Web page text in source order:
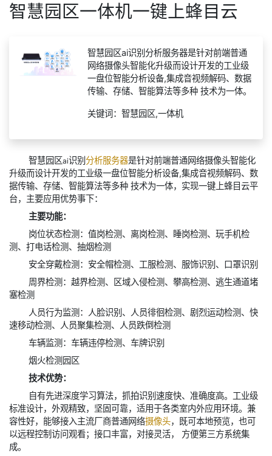
智慧园区一体机一键上蜂目云
智慧园区ai识别分析服务器是针对前端普通
网络摄像头智能化升级而设计开发的工业级
一盘位智能分析设备,集成音视频解码、数据
传输、存储、智能算法等多种 技术为一体。
关键词：智慧园区,一体机
智慧园区ai识别 分析服务器是针对前端普通网络摄像头智能化
升级而设计开发的工业级一盘位智能分析设备,集成音视频解码、数
据传输、存储、智能算法等多种 技术为一体，实现一键上蜂目云平
台，主要应用优势事下：
主要功能：
岗位状态检测：值岗检测、离岗检测、睡岗检测、玩手机检
测、打电话检测、抽烟检测
安全穿戴检测：安全帽检测、工服检测、服饰识别、口罩识别
周界检测：越界检测、区域入侵检测、攀高检测、逃生通道堵
塞检测
人员行为监测：人脸识别、人员徘徊检测、剧烈运动检测、快
速移动检测、人员聚集检测、人员跌倒检测
车辆监测：车辆违停检测、车牌识别
烟火检测园区
技术优势：
自有先进深度学习算法，抓拍识别速度快、准确度高。工业级
标准设计，外观精致，坚固可靠，适用于各类室内外应用环境。兼
容性好，能够接入主流厂商普通网络摄像头，既可本地预览，也可
以远程控制访问观看；接口丰富，对接灵活， 方便第三方系统集
成。